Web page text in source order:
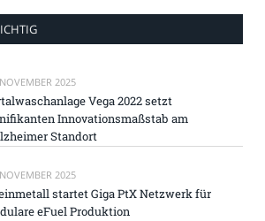
2025
Vega 2022 setzt
Innovationsmaßstab am
Standort
2025
startet Giga PtX Netzwerk für
eFuel Produktion